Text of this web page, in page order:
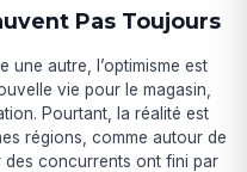
Pas Toujours
une autre, l’optimisme est
vie pour le magasin,
Pourtant, la réalité est
régions, comme autour de
des concurrents ont fini par